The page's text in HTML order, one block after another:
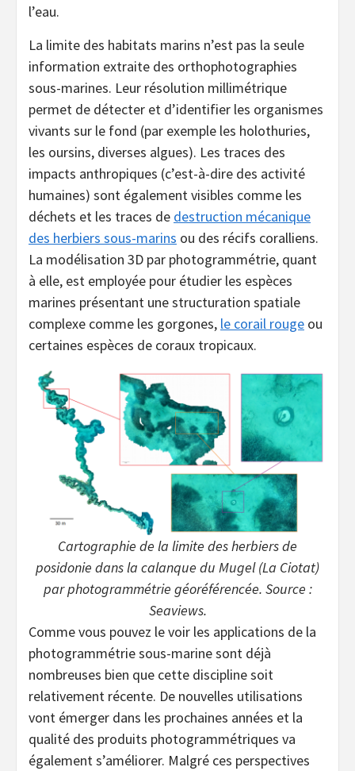
l’eau.
La limite des habitats marins n’est pas la seule
information extraite des orthophotographies
sous-marines. Leur résolution millimétrique
permet de détecter et d’identifier les organismes
vivants sur le fond (par exemple les holothuries,
les oursins, diverses algues). Les traces des
impacts anthropiques (c’est-à-dire des activité
humaines) sont également visibles comme les
déchets et les traces de destruction mécanique
des herbiers sous-marins ou des récifs coralliens.
La modélisation 3D par photogrammétrie, quant
à elle, est employée pour étudier les espèces
marines présentant une structuration spatiale
complexe comme les gorgones, le corail rouge ou
certaines espèces de coraux tropicaux.
Cartographie de la limite des herbiers de
posidonie dans la calanque du Mugel (La Ciotat)
par photogrammétrie géoréférencée. Source :
Seaviews.
Comme vous pouvez le voir les applications de la
photogrammétrie sous-marine sont déjà
nombreuses bien que cette discipline soit
relativement récente. De nouvelles utilisations
vont émerger dans les prochaines années et la
qualité des produits photogrammétriques va
également s’améliorer. Malgré ces perspectives